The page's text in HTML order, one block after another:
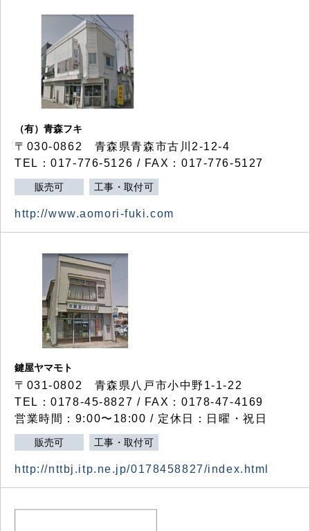
（有）青森フキ
〒030-0862 青森県青森市古川2-12-4
TEL：017-776-5126 / FAX：017-776-5127
販売可 工事・取付可
http://www.aomori-fuki.com
鍵屋ヤマモト
〒031-0802 青森県八戸市小中野1-1-22
TEL：0178-45-8827 / FAX：0178-47-4169
営業時間：9:00〜18:00 / 定休日：日曜・祝日
販売可 工事・取付可
http://nttbj.itp.ne.jp/0178458827/index.html